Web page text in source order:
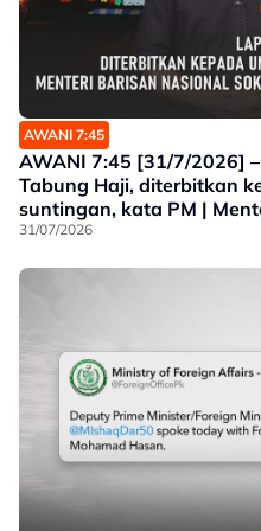
AWANI 7:45
AWANI 7:45 [31/7/2026]
Tabung Haji, diterbitkan
suntingan, kata PM |
dedah laporan, tidak jejas
dita
31/07/2026